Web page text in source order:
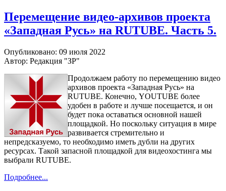
Перемещение видео-архивов проекта
«Западная Русь» на RUTUBE. Часть 5.
Опубликовано: 09 июля 2022
Автор: Редакция "ЗР"
Продолжаем работу по перемещению видео
архивов проекта «Западная Русь» на
RUTUBE. Конечно, YOUTUBE более
удобен в работе и лучше посещается, и он
будет пока оставаться основной нашей
площадкой. Но поскольку ситуация в мире
развивается стремительно и
непредсказуемо, то необходимо иметь дубли на других
ресурсах. Такой запасной площадкой для видеохостинга мы
выбрали RUTUBE.
Подробнее...